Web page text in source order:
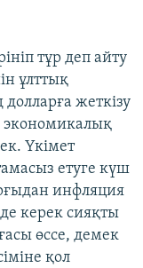
тұр деп айту
ұлттық
жеткізу
Үкімет
етуге күш
инфляция
керек сияқты
өссе, демек
қол